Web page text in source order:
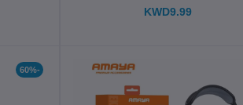
KWD9.99
-60%